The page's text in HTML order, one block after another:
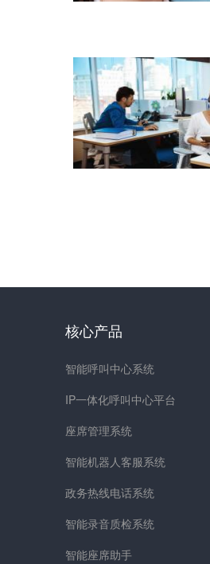
核心产品
智能呼叫中心系统
IP一体化呼叫中心平台
座席管理系统
智能机器人客服系统
政务热线电话系统
智能录音质检系统
智能座席助手